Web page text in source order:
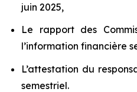
juin 2025,
Le rapport des
l’information financière
L’attestation du
semestriel.